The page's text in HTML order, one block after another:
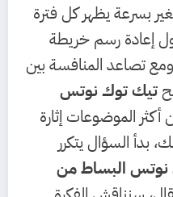
بسرعة يظهر كل فترة
إعادة رسم خريطة
تصاعد المنافسة بين
تيك توك نوتس
الموضوعات إثارة
بدأ السؤال يتكرر
البساط من